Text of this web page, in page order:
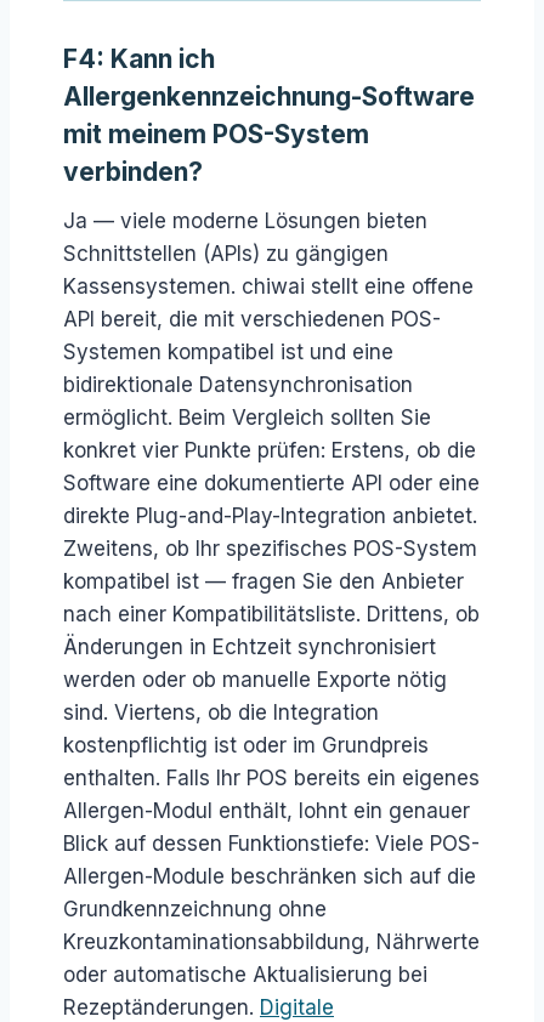
F4: Kann ich
Allergenkennzeichnung-Software
mit meinem POS-System
verbinden?
Ja — viele moderne Lösungen bieten
Schnittstellen (APIs) zu gängigen
Kassensystemen. chiwai stellt eine offene
API bereit, die mit verschiedenen POS-
Systemen kompatibel ist und eine
bidirektionale Datensynchronisation
ermöglicht. Beim Vergleich sollten Sie
konkret vier Punkte prüfen: Erstens, ob die
Software eine dokumentierte API oder eine
direkte Plug-and-Play-Integration anbietet.
Zweitens, ob Ihr spezifisches POS-System
kompatibel ist — fragen Sie den Anbieter
nach einer Kompatibilitätsliste. Drittens, ob
Änderungen in Echtzeit synchronisiert
werden oder ob manuelle Exporte nötig
sind. Viertens, ob die Integration
kostenpflichtig ist oder im Grundpreis
enthalten. Falls Ihr POS bereits ein eigenes
Allergen-Modul enthält, lohnt ein genauer
Blick auf dessen Funktionstiefe: Viele POS-
Allergen-Module beschränken sich auf die
Grundkennzeichnung ohne
Kreuzkontaminationsabbildung, Nährwerte
oder automatische Aktualisierung bei
Rezeptänderungen. Digitale